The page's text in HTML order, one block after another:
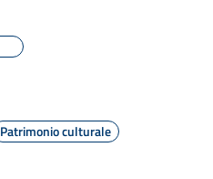
Patrimonio culturale